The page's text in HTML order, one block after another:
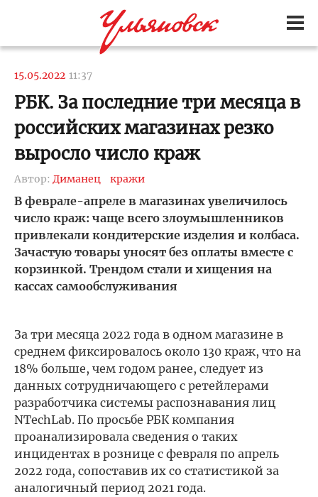
15.05.2022 11:37
РБК. За последние три месяца в
российских магазинах резко
выросло число краж
Автор: Диманец кражи
В феврале-апреле в магазинах увеличилось
число краж: чаще всего злоумышленников
привлекали кондитерские изделия и колбаса.
Зачастую товары уносят без оплаты вместе с
корзинкой. Трендом стали и хищения на
кассах самообслуживания
За три месяца 2022 года в одном магазине в
среднем фиксировалось около 130 краж, что на
18% больше, чем годом ранее, следует из
данных сотрудничающего с ретейлерами
разработчика системы распознавания лиц
NTechLab. По просьбе РБК компания
проанализировала сведения о таких
инцидентах в рознице с февраля по апрель
2022 года, сопоставив их со статистикой за
аналогичный период 2021 года.